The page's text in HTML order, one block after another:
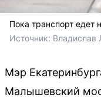
Пока транспорт едет
Источник: Владислав
Мэр
Малышевский